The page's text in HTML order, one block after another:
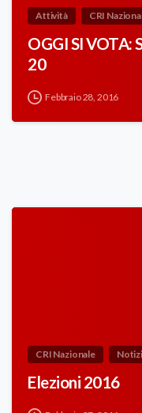
Attività CRI
OGGI SI VOTA:
20
Febbraio 28, 2016
CRI Nazionale
Elezioni 2016